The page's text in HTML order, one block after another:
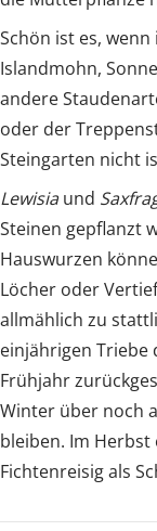
Schön ist es, wenn
Islandmohn,
andere
oder der
Steingarten nicht
Lewisiaund
Steinen gepflanzt
Hauswurzen
Löcher oder
allmählich zu
einjährigen Triebe
Frühjahr
Winter über noch
bleiben. Im Herbst
Fichtenreisig als